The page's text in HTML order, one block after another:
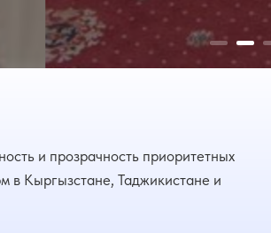
и прозрачность приоритетных
в Кыргызстане, Таджикистане и